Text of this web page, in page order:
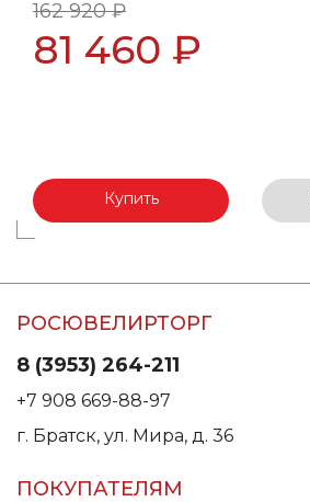
162 920 ₽
81 460 ₽
Купить
РОСЮВЕЛИРТОРГ
8 (3953) 264-211
+7 908 669-88-97
г. Братск, ул. Мира, д. 36
ПОКУПАТЕЛЯМ